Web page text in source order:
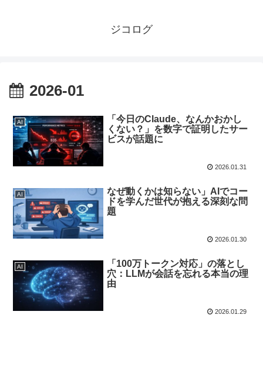
ジコログ
2026-01
AI
「今日のClaude、なんかおかし
くない？」を数字で証明したサー
ビスが話題に
2026.01.31
AI
なぜ動くかは知らない」AIでコー
ドを学んだ世代が抱える深刻な問
題
2026.01.30
AI
「100万トークン対応」の落とし
穴：LLMが会話を忘れる本当の理
由
2026.01.29